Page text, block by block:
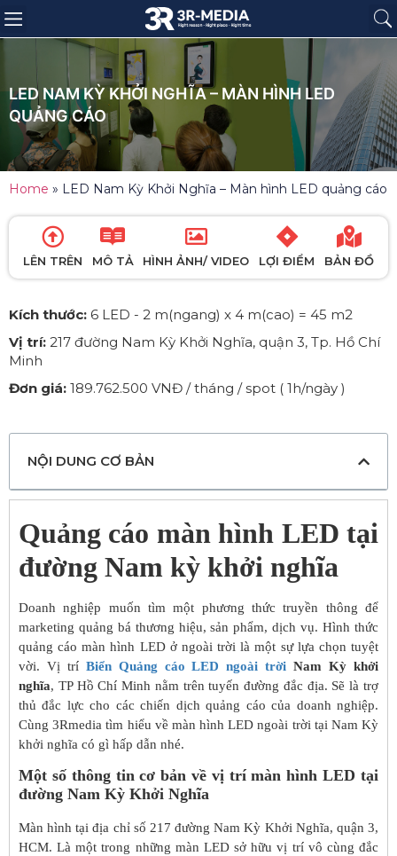
LED NAM KỲ KHỞI NGHĨA – MÀN HÌNH LED
QUẢNG CÁO
Home » LED Nam Kỳ Khởi Nghĩa – Màn hình LED quảng cáo
LÊN TRÊN MÔ TẢ HÌNH ẢNH/ VIDEO LỢI ĐIỂM BẢN ĐỒ
Kích thước: 6 LED - 2 m(ngang) x 4 m(cao) = 45 m2
Vị trí: 217 đường Nam Kỳ Khởi Nghĩa, quận 3, Tp. Hồ Chí
Minh
Đơn giá: 189.762.500 VNĐ / tháng / spot ( 1h/ngày )
NỘI DUNG CƠ BẢN
Quảng cáo màn hình LED tại
đường Nam kỳ khởi nghĩa
Doanh nghiệp muốn tìm một phương thức truyền thông để
marketing quảng bá thương hiệu, sản phẩm, dịch vụ. Hình thức
quảng cáo màn hình LED ở ngoài trời là một sự lựa chọn tuyệt
vời. Vị trí Biển Quảng cáo LED ngoài trời Nam Kỳ khởi
nghĩa, TP Hồ Chí Minh nằm trên tuyến đường đắc địa. Sẽ là trợ
thủ đắc lực cho các chiến dịch quảng cáo của doanh nghiệp.
Cùng 3Rmedia tìm hiểu về màn hình LED ngoài trời tại Nam Kỳ
khởi nghĩa có gì hấp dẫn nhé.
Một số thông tin cơ bản về vị trí màn hình LED tại
đường Nam Kỳ Khởi Nghĩa
Màn hình tại địa chỉ số 217 đường Nam Kỳ Khởi Nghĩa, quận 3,
HCM. Là một trong những màn LED sở hữu vị trí vô cùng đắc